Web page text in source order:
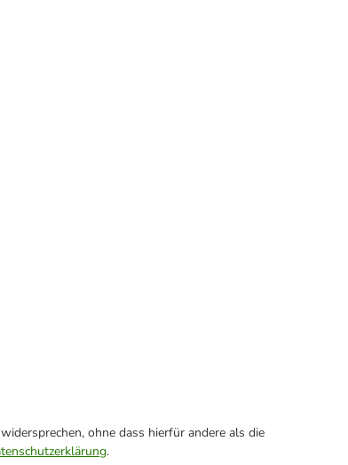
ohne dass hierfür andere als die
.